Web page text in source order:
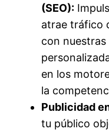
(SEO):
atrae tráfico
con nuestras
en los
la
Publicidad
tu público